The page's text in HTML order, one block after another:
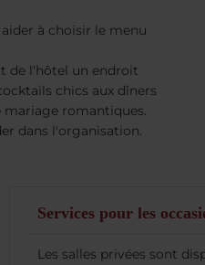
à choisir le menu
de l'hôtel un endroit
chics aux dîners
mariage romantiques.
dans l'organisation.
Services pour les
Les salles privées sont